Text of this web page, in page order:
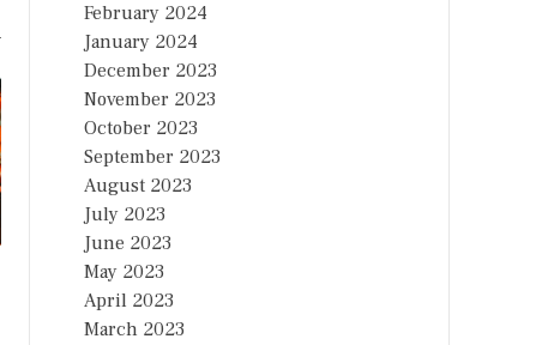
February 2024
January 2024
December 2023
November 2023
October 2023
September 2023
August 2023
July 2023
June 2023
May 2023
April 2023
March 2023